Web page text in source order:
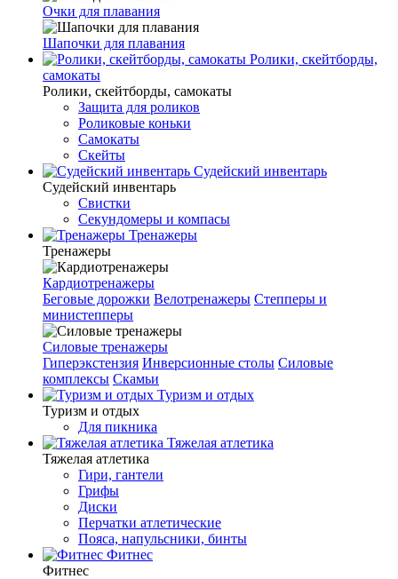
Очки для плавания
Шапочки для плавания
Ролики, скейтборды,
самокаты
Ролики, скейтборды, самокаты
Защита для роликов
Роликовые коньки
Самокаты
Скейты
Судейский инвентарь
Судейский инвентарь
Свистки
Секундомеры и компасы
Тренажеры
Тренажеры
Кардиотренажеры
Беговые дорожки Велотренажеры Степперы и
министепперы
Силовые тренажеры
Гиперэкстензия Инверсионные столы Силовые
комплексы Скамьи
Туризм и отдых
Туризм и отдых
Для пикника
Тяжелая атлетика
Тяжелая атлетика
Гири, гантели
Грифы
Диски
Перчатки атлетические
Пояса, напульсники, бинты
Фитнес
Фитнес